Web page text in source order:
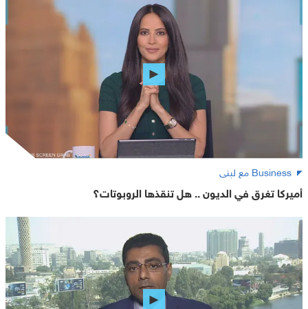
Business مع لبنى
أميركا تغرق في الديون .. هل تنقذها الروبوتات؟